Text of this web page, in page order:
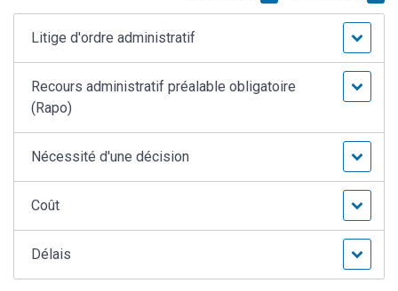
Litige d'ordre administratif
Recours administratif préalable obligatoire
(Rapo)
Nécessité d'une décision
Coût
Délais